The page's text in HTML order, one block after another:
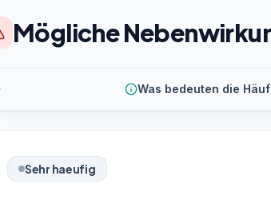
Mögliche
Was bedeuten die
Sehr haeufig